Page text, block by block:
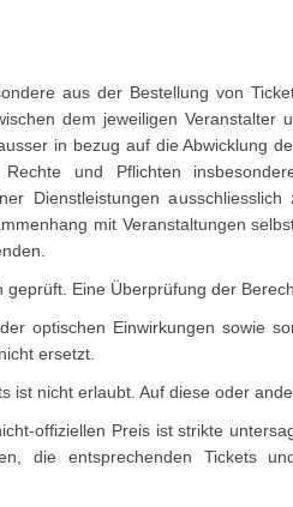
aus der Bestellung von
dem jeweiligen
in bezug auf die Abwicklung
und Pflichten
Dienstleistungen
mit Veranstaltungen
Eine Überprüfung der
optischen Einwirkungen sowie
ersetzt.
nicht erlaubt. Auf diese oder
offiziellen Preis ist strikte
die entsprechenden Tickets